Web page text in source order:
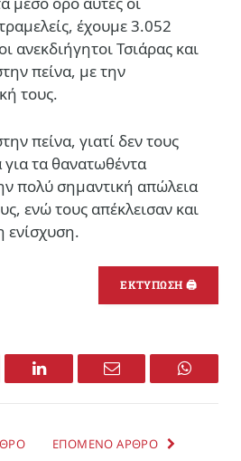
έχουμε 3.052
ανεκδιήγητοι Τσιάρας και
πείνα, με την
τους.
πείνα, γιατί δεν τους
τα θανατωθέντα
πολύ σημαντική απώλεια
ενώ τους απέκλεισαν και
ενίσχυση.
ΕΚΤΥΠΩΣΗ 🖨
LinkedIn Email
ΕΠΟΜΕΝΟ ΑΡΘΡΟ